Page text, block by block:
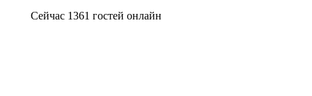
Сейчас 1361 гостей онлайн